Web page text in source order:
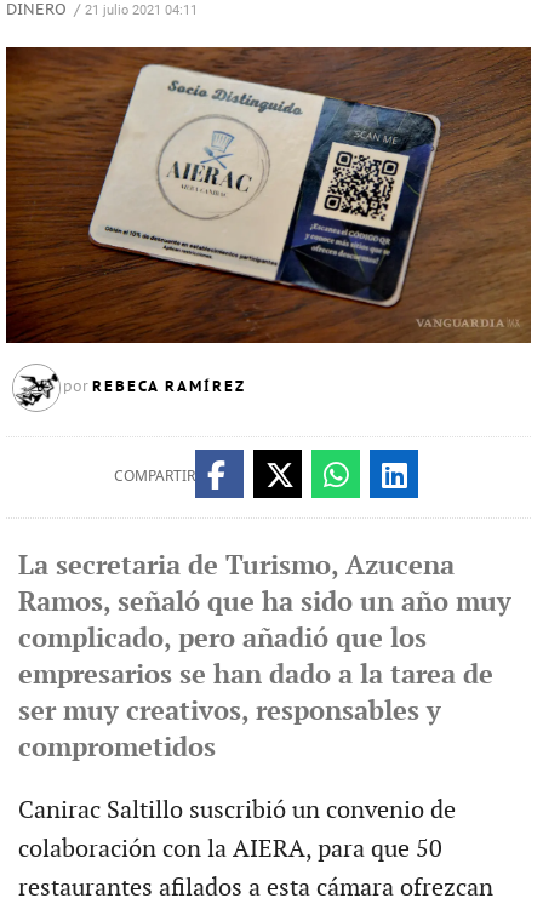
DINERO / 21 julio 2021 04:11
por REBECA RAMÍREZ
COMPARTIR
La secretaria de Turismo, Azucena
Ramos, señaló que ha sido un año muy
complicado, pero añadió que los
empresarios se han dado a la tarea de
ser muy creativos, responsables y
comprometidos
Canirac Saltillo suscribió un convenio de
colaboración con la AIERA, para que 50
restaurantes afilados a esta cámara ofrezcan